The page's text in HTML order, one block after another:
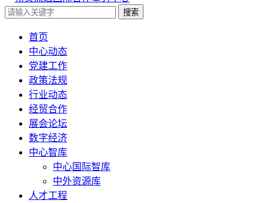
搜索
首页
中心动态
党建工作
政策法规
行业动态
经贸合作
展会论坛
数字经济
中心智库
中心国际智库
中外资源库
人才工程